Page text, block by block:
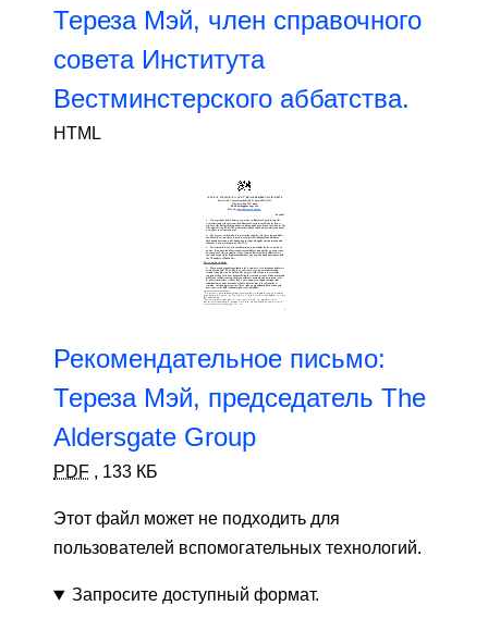
Тереза ​​Мэй, член справочного
совета Института
Вестминстерского аббатства.
HTML
Рекомендательное письмо:
Тереза ​​Мэй, председатель The
Aldersgate Group
PDF , 133 КБ
Этот файл может не подходить для
пользователей вспомогательных технологий.
Запросите доступный формат.